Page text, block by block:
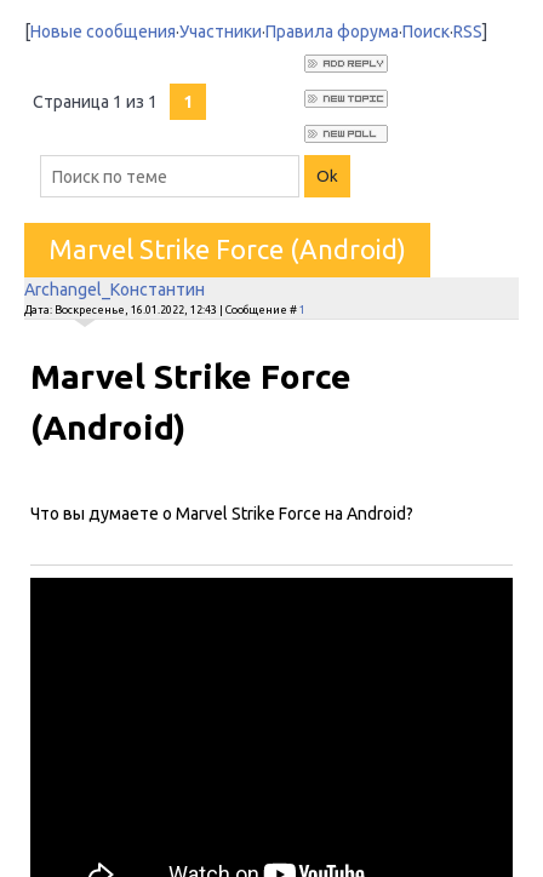
[Новые сообщения·Участники·Правила форума·Поиск·RSS]
Страница 1 из 1 1
Marvel Strike Force (Android)
Archangel_Константин
Дата: Воскресенье, 16.01.2022, 12:43 | Сообщение # 1
Marvel Strike Force
(Android)
Что вы думаете о Marvel Strike Force на Android?